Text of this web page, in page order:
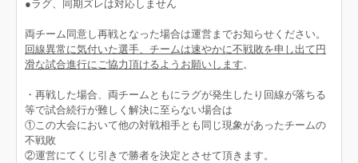
●ラグ、同期ズレは対応しません
両チーム同意し再戦となった場合は運営までお知らせください。
回線異常に気付いた選手、チームは速やかに不戦敗を申し出て円
滑な試合進行にご協力頂けるようお願いします 。
・再戦した場合、両チームともにラグが発生したり回線が落ちる
等で試合続行が難しく解決に至らない場合は
①この大会において他の対戦相手とも同じ現象があったチームの
不戦敗
②運営にてくじ引きで勝者を決定とさせて頂きます。